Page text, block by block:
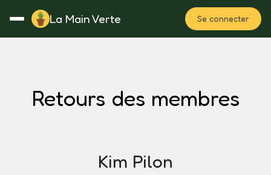
La Main Verte Se connecter
Retours des membres
Kim Pilon